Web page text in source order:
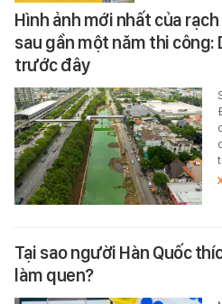
Hình ảnh mới nhất của
sau gần một năm thi công:
trước đây
Tại sao người Hàn Quốc
làm quen?